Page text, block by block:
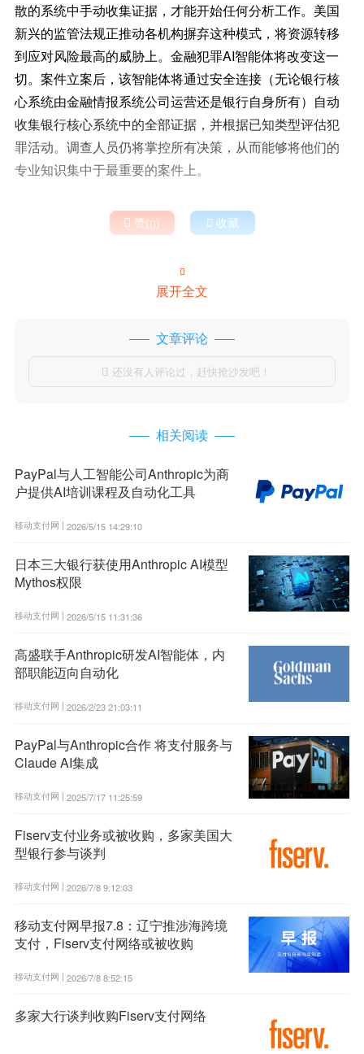
散的系统中手动收集证据，才能开始任何分析工作。美国
新兴的监管法规正推动各机构摒弃这种模式，将资源转移
到应对风险最高的威胁上。金融犯罪AI智能体将改变这一
切。案件立案后，该智能体将通过安全连接（无论银行核
心系统由金融情报系统公司运营还是银行自身所有）自动
收集银行核心系统中的全部证据，并根据已知类型评估犯
罪活动。调查人员仍将掌控所有决策，从而能够将他们的
专业知识集中于最重要的案件上。
 赞()  收藏

展开全文
文章评论
 还没有人评论过，赶快抢沙发吧！
相关阅读
PayPal与人工智能公司Anthropic为商
户提供AI培训课程及自动化工具
移动支付网 | 2026/5/15 14:29:10
日本三大银行获使用Anthropic AI模型
Mythos权限
移动支付网 | 2026/5/15 11:31:36
高盛联手Anthropic研发AI智能体，内
部职能迈向自动化
移动支付网 | 2026/2/23 21:03:11
PayPal与Anthropic合作 将支付服务与
Claude AI集成
移动支付网 | 2025/7/17 11:25:59
Fiserv支付业务或被收购，多家美国大
型银行参与谈判
移动支付网 | 2026/7/8 9:12:03
移动支付网早报7.8：辽宁推涉海跨境
支付，Fiserv支付网络或被收购
移动支付网 | 2026/7/8 8:52:15
多家大行谈判收购Fiserv支付网络